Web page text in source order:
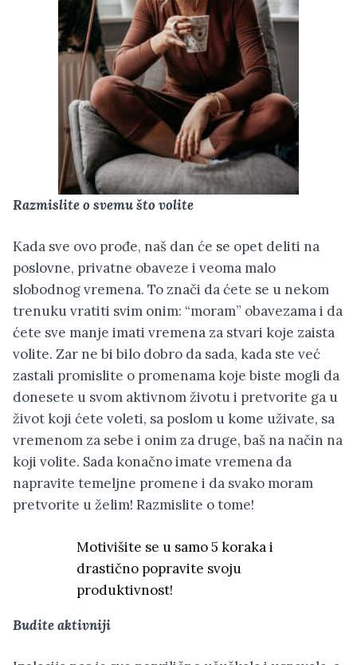
Razmislite o svemu što volite
Kada sve ovo prođe, naš dan će se opet deliti na
poslovne, privatne obaveze i veoma malo
slobodnog vremena. To znači da ćete se u nekom
trenuku vratiti svim onim: “moram” obavezama i da
ćete sve manje imati vremena za stvari koje zaista
volite. Zar ne bi bilo dobro da sada, kada ste već
zastali promislite o promenama koje biste mogli da
donesete u svom aktivnom životu i pretvorite ga u
život koji ćete voleti, sa poslom u kome uživate, sa
vremenom za sebe i onim za druge, baš na način na
koji volite. Sada konačno imate vremena da
napravite temeljne promene i da svako moram
pretvorite u želim! Razmislite o tome!
Motivišite se u samo 5 koraka i
drastično popravite svoju
produktivnost!
Budite aktivniji